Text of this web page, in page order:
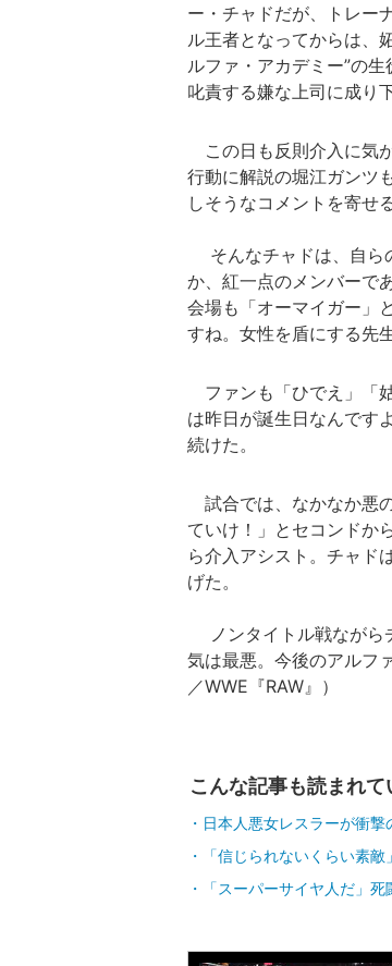
ー・チャドだが、トレー
ル王者となってからは、
ルファ・アカデミー”の
叱責する嫌な上司に成り
この日も反則介入に気
行動に解説の堀江ガンツ
しそうなコメントを寄せる
そんなチャドは、自ら
か、紅一点のメンバーで
会場も「オーマイガー」
すね。女性を盾にする先
ファンも「ひでえ」「
は昨日が誕生日なんです
続けた。
試合では、なかなか悪
ていけ！」とセコンドか
ら介入アシスト。チャド
げた。
ノンタイトル戦ながら
気は最悪。今後のアルフ
／WWE『RAW』）
こんな記事も読まれて
日本人悪女レスラーが衝
「信じられないくらい素
「スーパーサイヤ人だ」